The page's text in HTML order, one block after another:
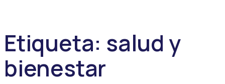
Etiqueta: salud y
bienestar